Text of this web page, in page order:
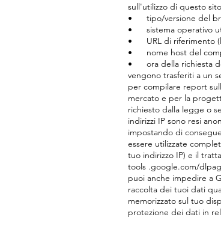
sull'utilizzo di questo
•
tipo/versione del
•
sistema operativo
•
URL di riferimento
•
nome host del
•
ora della richiesta
vengono trasferiti a un
per compilare report
mercato e per la
richiesto dalla legge o
indirizzi IP sono resi
impostando di
essere utilizzate
tuo indirizzo IP) e il
tools .google.com/
puoi anche impedire a
raccolta dei tuoi dati
memorizzato sul tuo
protezione dei dati in